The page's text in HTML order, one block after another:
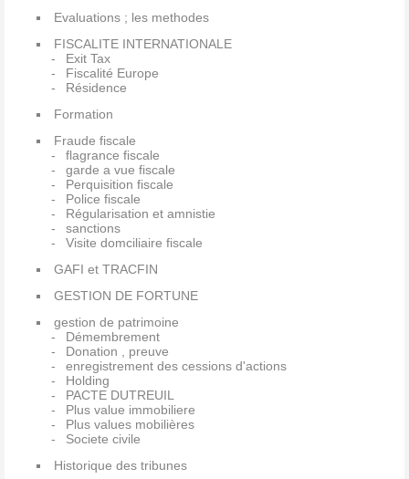
Evaluations ; les methodes
FISCALITE INTERNATIONALE
Exit Tax
Fiscalité Europe
Résidence
Formation
Fraude fiscale
flagrance fiscale
garde a vue fiscale
Perquisition fiscale
Police fiscale
Régularisation et amnistie
sanctions
Visite domciliaire fiscale
GAFI et TRACFIN
GESTION DE FORTUNE
gestion de patrimoine
Démembrement
Donation , preuve
enregistrement des cessions d'actions
Holding
PACTE DUTREUIL
Plus value immobiliere
Plus values mobilières
Societe civile
Historique des tribunes